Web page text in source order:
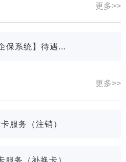
更多>>
保系统】待遇...
更多>>
服务（注销）
服务（补换卡）